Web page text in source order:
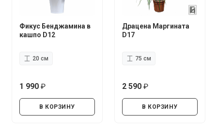
Фикус Бенджамина в
кашпо D12
20 см
1 990
В КОРЗИНУ
Драцена Маргината
D17
75 см
2 590
В КОРЗИНУ